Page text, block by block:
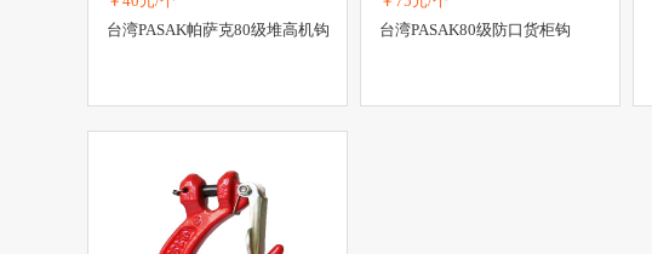
台湾PASAK帕萨克80级堆高机钩
台湾PASAK80级防口货柜钩